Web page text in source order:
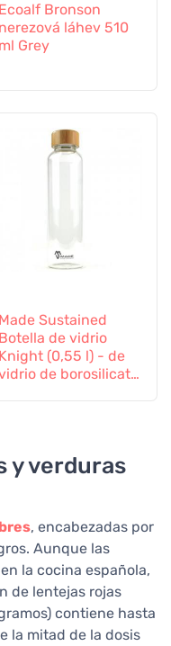
Ecoalf Bronson
nerezová láhev 510
ml Grey
Made Sustained
Botella de vidrio
Knight (0,55 l) - de
de borosilicato
y verduras
, encabezadas por
Aunque las
la cocina española,
de lentejas rojas
contiene hasta
la mitad de la dosis